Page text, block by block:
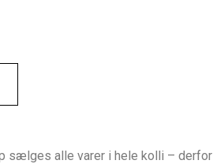
sælges alle varer i hele kolli – derfor